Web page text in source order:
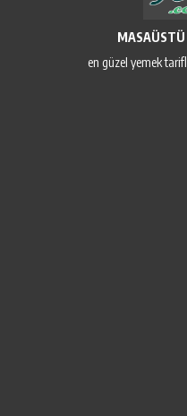
MASAÜSTÜ
en güzel yemek